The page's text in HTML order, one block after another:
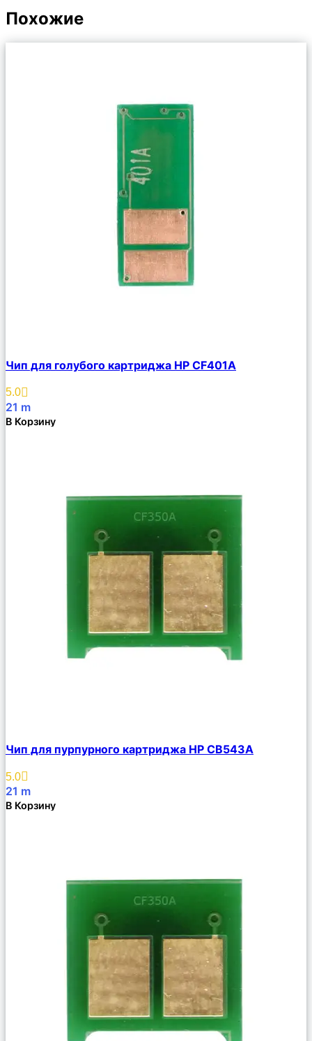
Похожие
Описание
Избранное
Чип для голубого картриджа HP CF401A
5.0
21 m
В Корзину
Описание
Избранное
Чип для пурпурного картриджа HP CB543A
5.0
21 m
В Корзину